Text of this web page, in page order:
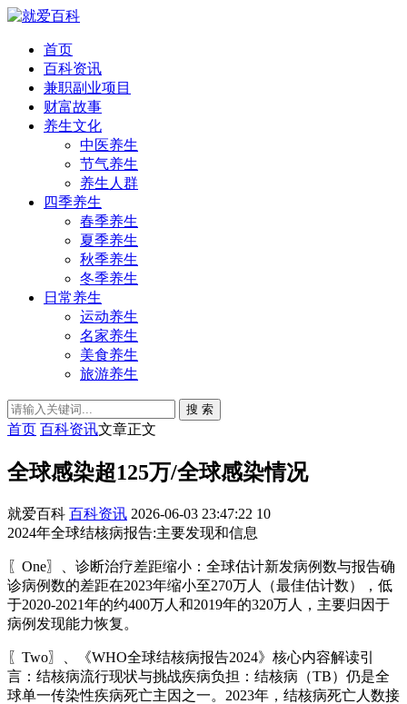
首页
百科资讯
兼职副业项目
财富故事
养生文化
中医养生
节气养生
养生人群
四季养生
春季养生
夏季养生
秋季养生
冬季养生
日常养生
运动养生
名家养生
美食养生
旅游养生
搜 索
首页 百科资讯文章正文
全球感染超125万/全球感染情况
就爱百科 百科资讯 2026-06-03 23:47:22 10
2024年全球结核病报告:主要发现和信息
〖One〗、诊断治疗差距缩小：全球估计新发病例数与报告确
诊病例数的差距在2023年缩小至270万人（最佳估计数），低
于2020-2021年的约400万人和2019年的320万人，主要归因于
病例发现能力恢复。
〖Two〗、《WHO全球结核病报告2024》核心内容解读引
言：结核病流行现状与挑战疾病负担：结核病（TB）仍是全
球单一传染性疾病死亡主因之一。2023年，结核病死亡人数接